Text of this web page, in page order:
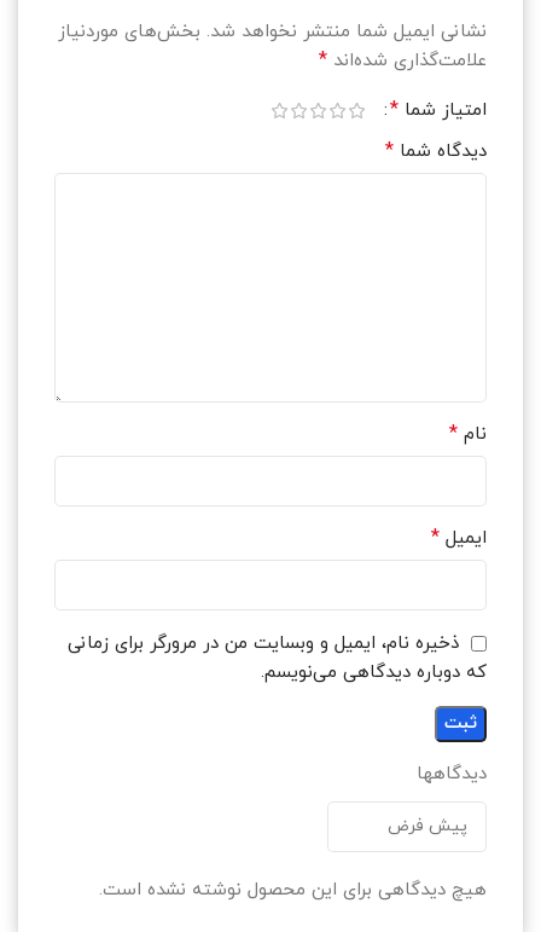
دیدگاهها
هیچ دیدگاهی برای این محصول نوشته نشده است.
نشانی ایمیل شما منتشر نخواهد شد. بخش‌های موردنیاز
علامت‌گذاری شده‌اند *
امتیاز شما *
دیدگاه شما *
نام *
ایمیل *
ذخیره نام، ایمیل و وبسایت من در مرورگر برای زمانی
که دوباره دیدگاهی می‌نویسم.